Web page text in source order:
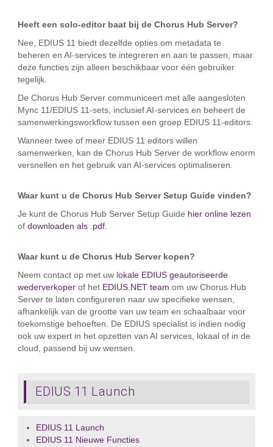
Heeft een solo-editor baat bij de Chorus Hub Server?
Nee, EDIUS 11 biedt dezelfde opties om metadata te
beheren en AI-services te integreren en aan te passen, maar
deze functies zijn alleen beschikbaar voor één gebruiker
tegelijk.
De Chorus Hub Server communiceert met alle aangesloten
Mync 11/EDIUS 11-sets, inclusief AI-services en beheert de
samenwerkingsworkflow tussen een groep EDIUS 11-editors.
Wanneer twee of meer EDIUS 11 editors willen
samenwerken, kan de Chorus Hub Server de workflow enorm
versnellen en het gebruik van AI-services optimaliseren.
Waar kunt u de Chorus Hub Server Setup Guide vinden?
Je kunt de Chorus Hub Server Setup Guide hier online lezen
of downloaden als .pdf.
Waar kunt u de Chorus Hub Server kopen?
Neem contact op met uw l okale EDIUS geautoriseerde
wederverkoperof het EDIUS.NET team om uw Chorus Hub
Server te laten configureren naar uw specifieke wensen,
afhankelijk van de grootte van uw team en schaalbaar voor
toekomstige behoeften. De EDIUS specialist is indien nodig
ook uw expert in het opzetten van AI services, lokaal of in de
cloud, passend bij uw wensen.
EDIUS 11 Launch
EDIUS 11 Launch
EDIUS 11 Nieuwe Functies